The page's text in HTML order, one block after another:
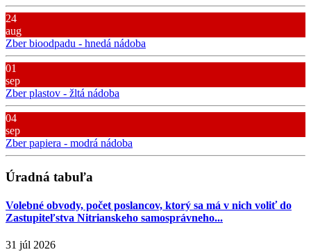
24
aug
Zber bioodpadu - hnedá nádoba
01
sep
Zber plastov - žltá nádoba
04
sep
Zber papiera - modrá nádoba
Úradná tabuľa
Volebné obvody, počet poslancov, ktorý sa má v nich voliť do
Zastupiteľstva Nitrianskeho samosprávneho...
31 júl 2026